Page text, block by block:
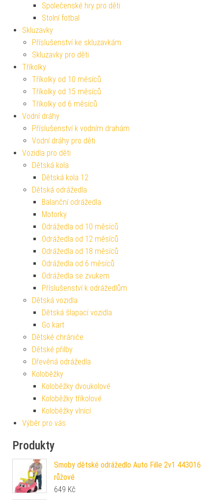
Společenské hry pro děti
Stolní fotbal
Skluzavky
Příslušenství ke skluzavkám
Skluzavky pro děti
Tříkolky
Tříkolky od 10 měsíců
Tříkolky od 15 měsíců
Tříkolky od 6 měsíců
Vodní dráhy
Příslušenství k vodním drahám
Vodní dráhy pro děti
Vozidla pro děti
Dětská kola
Dětská kola 12
Dětská odrážedla
Balanční odrážedla
Motorky
Odrážedla od 10 měsíců
Odrážedla od 12 měsíců
Odrážedla od 18 měsíců
Odrážedla od 6 měsíců
Odrážedla se zvukem
Příslušenství k odrážedlům
Dětská vozidla
Dětská šlapací vozidla
Go kart
Dětské chrániče
Dětské přilby
Dřevěná odrážedla
Koloběžky
Koloběžky dvoukolové
Koloběžky tříkolové
Koloběžky vlnící
Výběr pro vás
Produkty
Smoby dětské odrážedlo Auto Fille 2v1 443016
růžové
649 Kč